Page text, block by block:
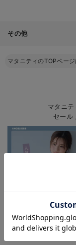
その他
マタニティのTOPページ
マタニ
セー